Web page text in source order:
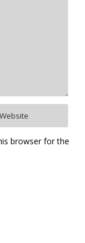
browser for the